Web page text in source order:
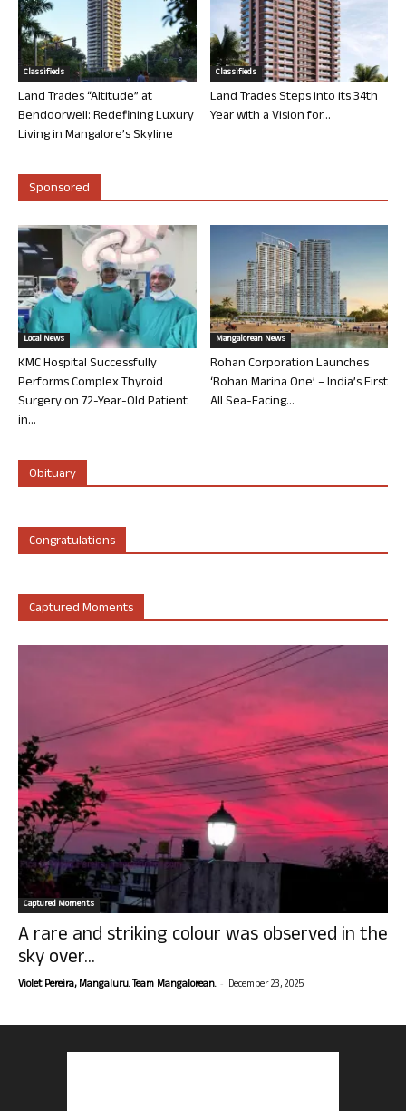
Classifieds
Land Trades “Altitude” at
Bendoorwell: Redefining Luxury
Living in Mangalore’s Skyline
Classifieds
Land Trades Steps into its 34th
Year with a Vision for...
Sponsored
Local News
KMC Hospital Successfully
Performs Complex Thyroid
Surgery on 72-Year-Old Patient
in...
Mangalorean News
Rohan Corporation Launches
‘Rohan Marina One’ – India’s First
All Sea-Facing...
Obituary
Congratulations
Captured Moments
Captured Moments
A rare and striking colour was observed in the
sky over...
Violet Pereira, Mangaluru. Team Mangalorean. - December 23, 2025